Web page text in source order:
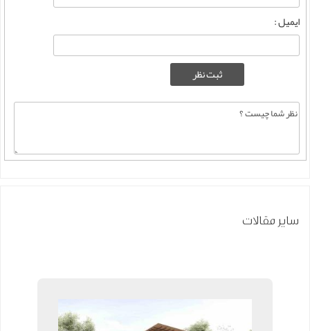
ایمیل :
سایر مقالات